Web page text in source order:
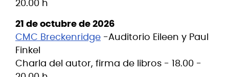
20.00 h
21 de octubre de 2026
CMC Breckenridge -Auditorio Eileen y Paul
Finkel
Charla del autor, firma de libros - 18.00 -